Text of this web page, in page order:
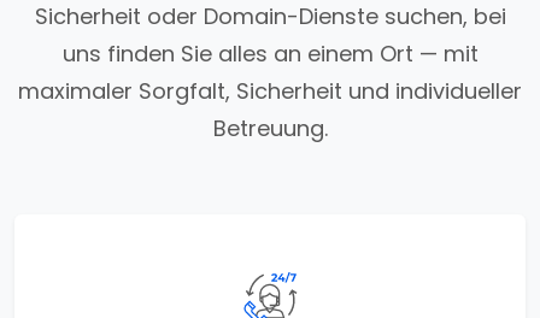
Sicherheit oder Domain-Dienste suchen, bei
uns finden Sie alles an einem Ort — mit
maximaler Sorgfalt, Sicherheit und individueller
Betreuung.